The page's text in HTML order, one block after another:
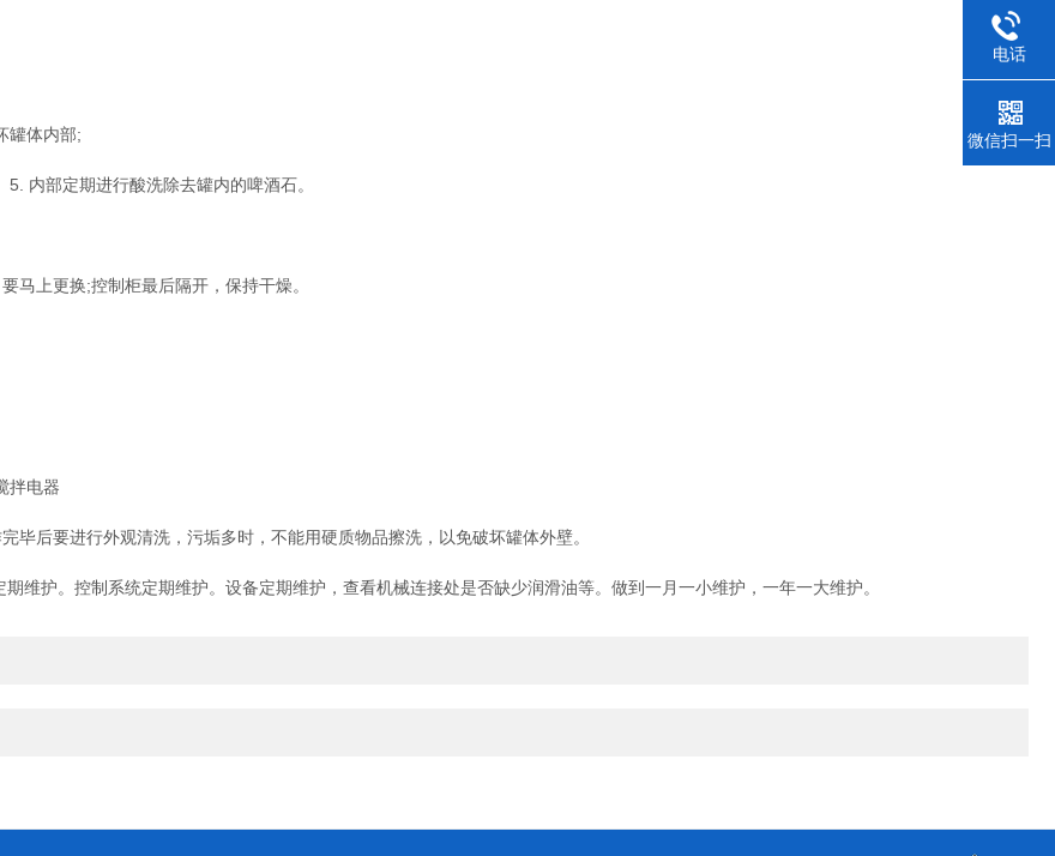
罐体内部;
内部定期进行酸洗除去罐内的啤酒石。
上更换;控制柜最后隔开，保持干燥。
拌电器
后要进行外观清洗，污垢多时，不能用硬质物品擦洗，以免破坏罐体外壁。
护。控制系统定期维护。设备定期维护，查看机械连接处是否缺少润滑油等。做到一月一小维护，一年一大维护。
电话
微信扫一扫